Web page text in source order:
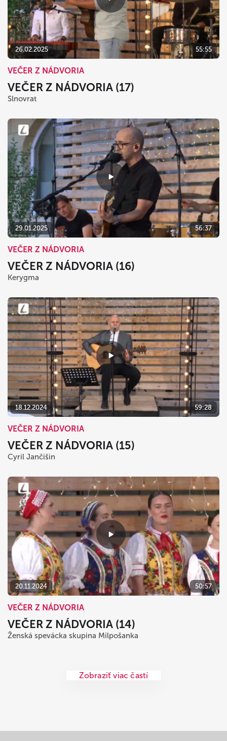
26.02.2025 55:55
VEČER Z NÁDVORIA
VEČER Z NÁDVORIA (17)
Slnovrat
29.01.2025 56:37
VEČER Z NÁDVORIA
VEČER Z NÁDVORIA (16)
Kerygma
18.12.2024 59:28
VEČER Z NÁDVORIA
VEČER Z NÁDVORIA (15)
Cyril Jančišin
20.11.2024 50:57
VEČER Z NÁDVORIA
VEČER Z NÁDVORIA (14)
Ženská spevácka skupina Milpošanka
Zobraziť viac častí